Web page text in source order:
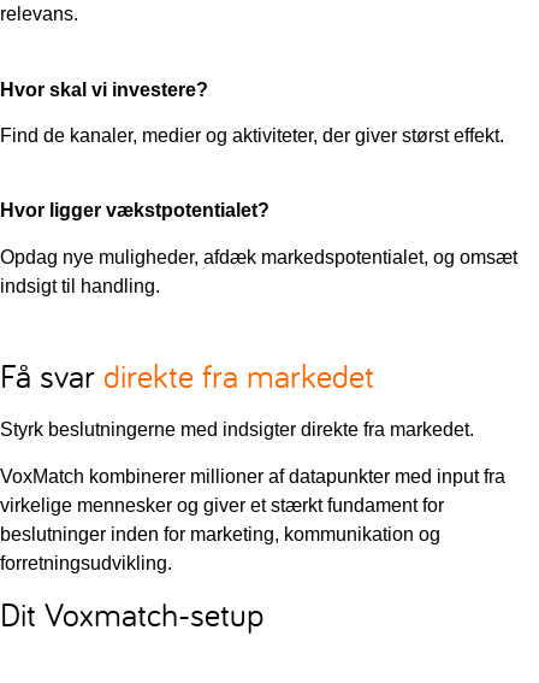
relevans.
Hvor skal vi investere?
Find de kanaler, medier og aktiviteter, der giver størst effekt.
Hvor ligger vækstpotentialet?
Opdag nye muligheder, afdæk markedspotentialet, og omsæt
indsigt til handling.
Få svar direkte fra markedet
Styrk beslutningerne med indsigter direkte fra markedet.
VoxMatch kombinerer millioner af datapunkter med input fra
virkelige mennesker og giver et stærkt fundament for
beslutninger inden for marketing, kommunikation og
forretningsudvikling.
Dit Voxmatch-setup